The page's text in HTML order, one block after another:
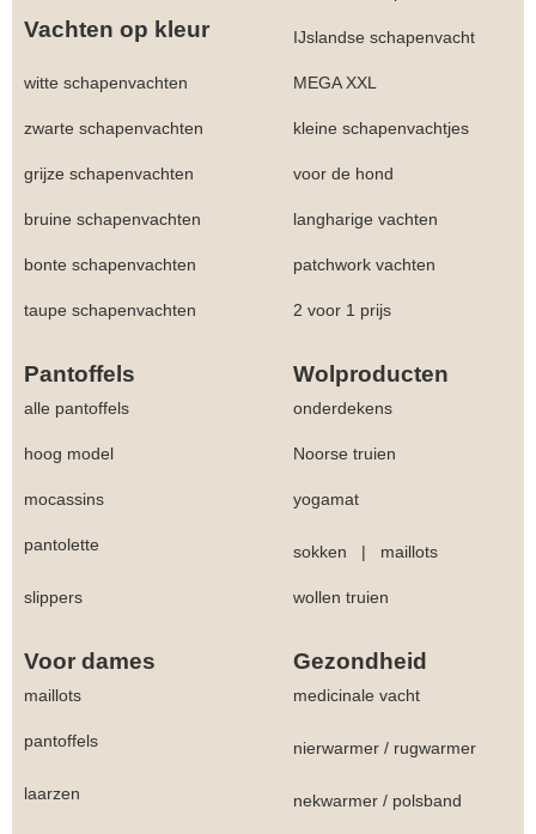
Vachten op kleur IJslandse schapenvacht
witte schapenvachten MEGA XXL
zwarte schapenvachten kleine schapenvachtjes
grijze schapenvachten voor de hond
bruine schapenvachten langharige vachten
bonte schapenvachten patchwork vachten
taupe schapenvachten 2 voor 1 prijs
Pantoffels Wolproducten
alle pantoffels onderdekens
hoog model Noorse truien
mocassins yogamat
pantolette sokken | maillots
slippers wollen truien
Voor dames Gezondheid
maillots medicinale vacht
pantoffels nierwarmer / rugwarmer
laarzen nekwarmer / polsband